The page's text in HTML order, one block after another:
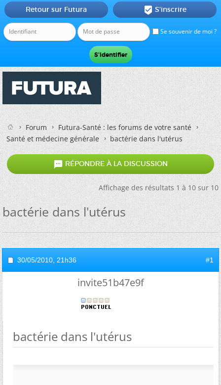
Se souvenir de moi ?
Retour sur Futura  S'inscrire
Forum
Futura-Santé : les forums de votre santé
Santé et médecine générale
bactérie dans l'utérus
 RÉPONDRE À LA DISCUSSION
Affichage des résultats 1 à 10 sur 10
bactérie dans l'utérus
30/05/2010, 21h36 #1
invite51b47e9f
bactérie dans l'utérus